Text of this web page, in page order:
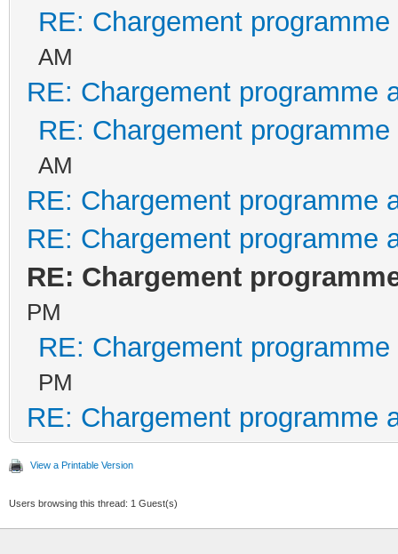
RE: Chargement
AM
RE: Chargement programme
RE: Chargement
AM
RE: Chargement programme
RE: Chargement programme
RE: Chargement
PM
RE: Chargement
PM
RE: Chargement programme
View a Printable Version
Users browsing this thread: 1 Guest(s)